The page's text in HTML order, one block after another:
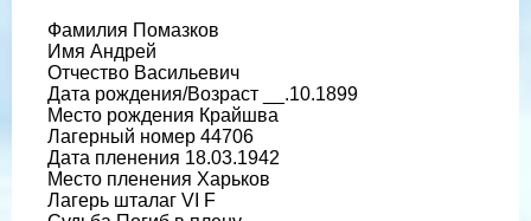
Фамилия Помазков
Имя Андрей
Отчество Васильевич
Дата рождения/Возраст __.10.1899
Место рождения Крайшва
Лагерный номер 44706
Дата пленения 18.03.1942
Место пленения Харьков
Лагерь шталаг VI F